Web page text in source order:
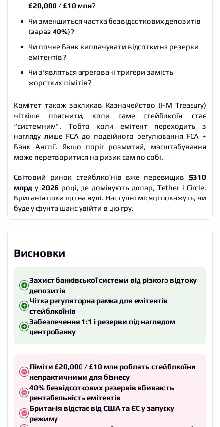
£20,000 /£10 млн?
Чи зменшиться частка безвідсоткових депозитів
(зараз 40%)?
Чи почне Банк виплачувати відсотки на резерви
емітентів?
Чи з’являться агреговані тригери замість
жорстких лімітів?
Комітет також закликав Казначейство (HM Treasury)
чіткіше пояснити, коли саме стейблкоїн стає
“системним”. Тобто коли емітент переходить з
нагляду лише FCA до подвійного регулювання FCA +
Банк Англії. Якщо поріг розмитий, масштабування
може перетворитися на ризик сам по собі.
Світовий ринок стейблкоїнів вже перевищив $310
млрд у 2026 році, де домінують долар, Tether і Circle.
Британія поки що на нулі. Наступні місяці покажуть, чи
буде у фунта шанс увійти в цю гру.
Висновки
Захист банківської системи від різкого відтоку
депозитів
Чітка регуляторна рамка для емітентів
стейблкоїнів
Забезпечення 1:1 і резерви під наглядом
центробанку
Ліміти £20,000 / £10 млн роблять стейблкоїни
непрактичними для бізнесу
40% безвідсоткових резервів вбивають
рентабельність емітентів
Британія відстає від США та ЄС у запуску
режиму